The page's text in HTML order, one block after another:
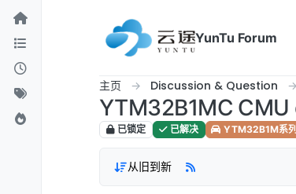
跳转至内容
YunTu Forum
主页 Discussion & Question
YTM32B1MC
已锁定 已解决 YTM32B1M系列
从旧到新